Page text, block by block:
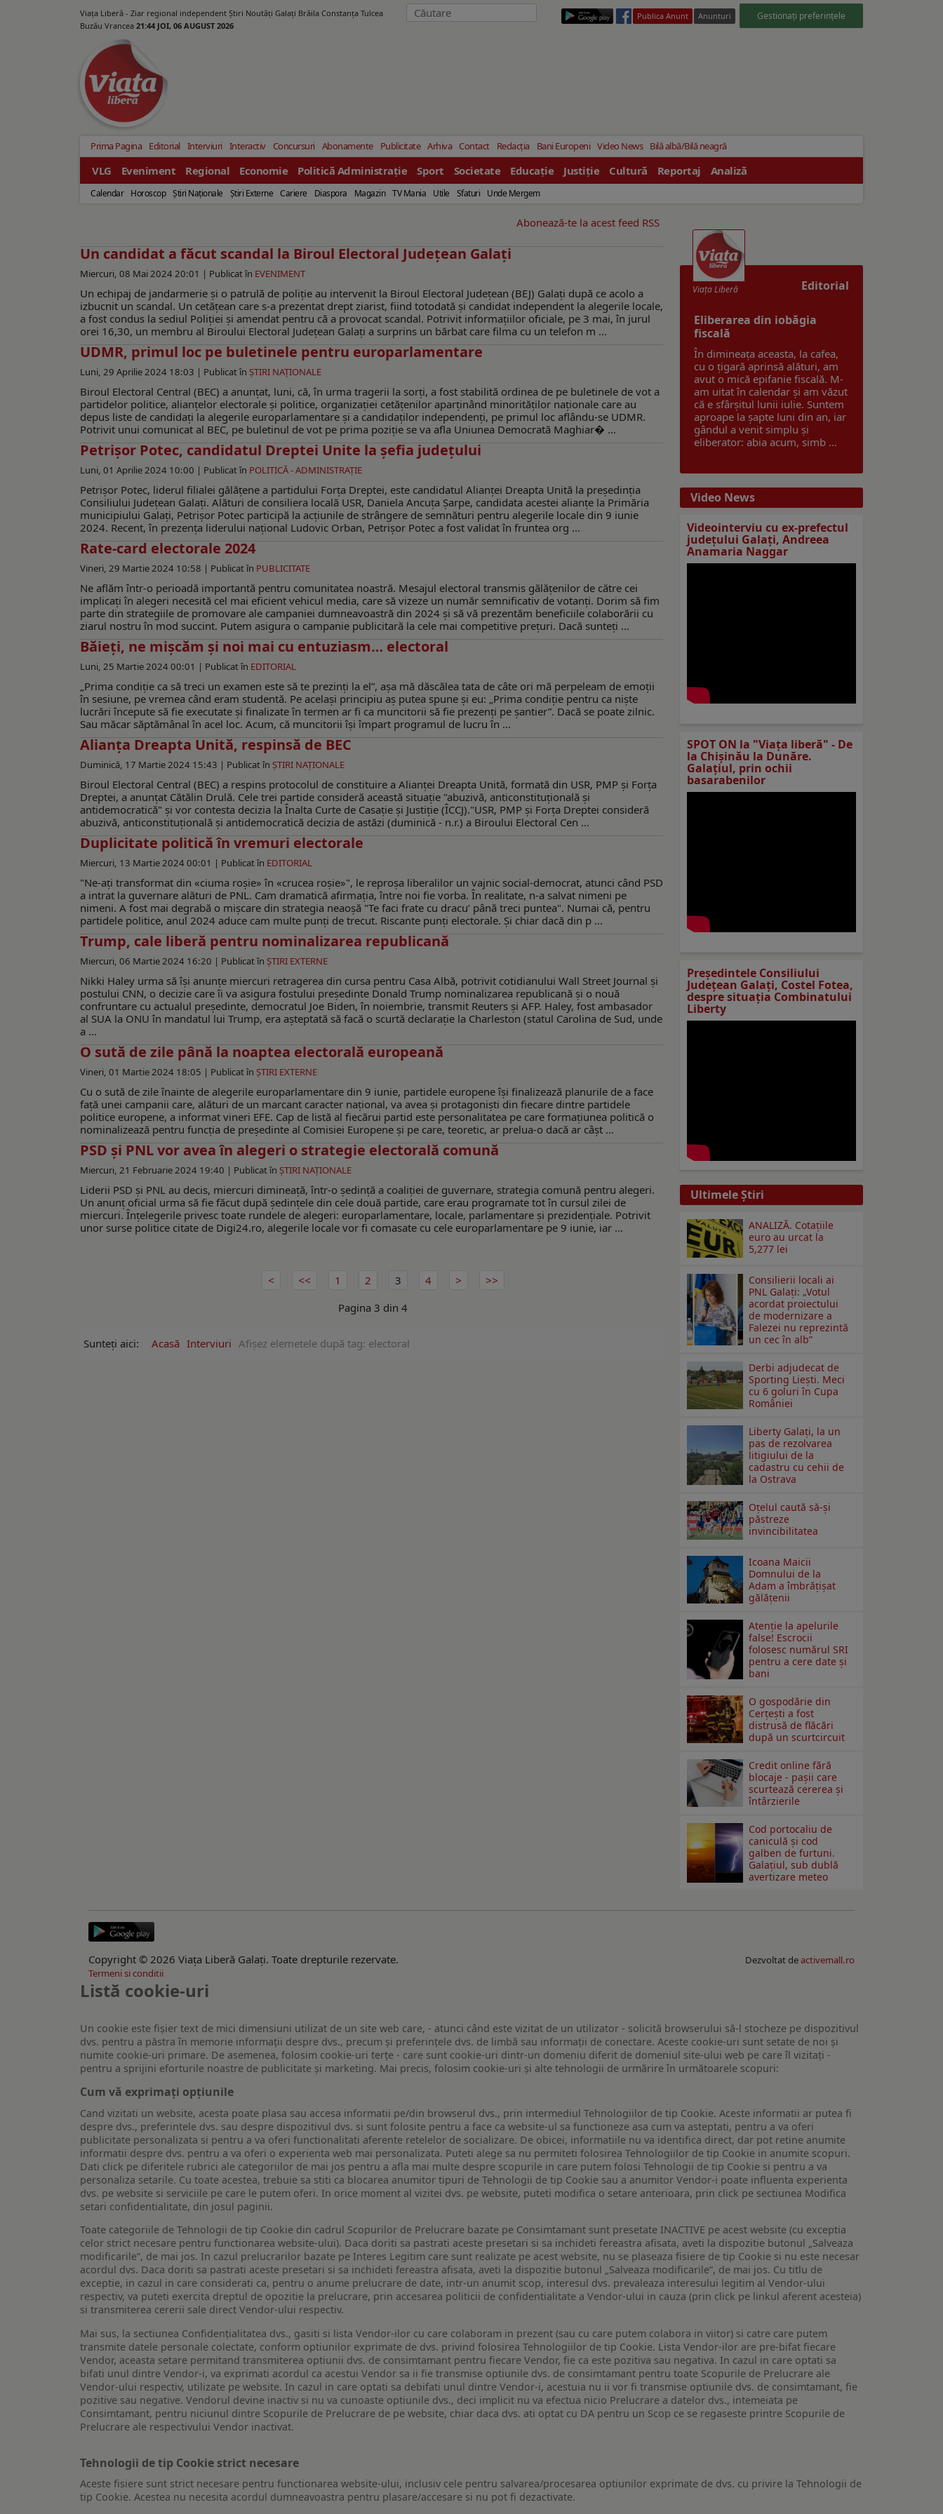
Viața Liberă - Ziar regional independent Știri Noutăți Galaţi Brăila Constanţa Tulcea
Buzău Vrancea 21:44 JOI, 06 AUGUST 2026
Publica Anunt Anunturi Gestionați preferințele
Prima Pagina Editorial Interviuri Interactiv Concursuri Abonamente Publicitate Arhiva Contact Redacția Bani Europeni Video News Bilă albă/Bilă neagră
VLG Eveniment Regional Economie Politică Administrație Sport Societate Educație Justiție Cultură Reportaj Analiză
Calendar Horoscop Ştiri Naţionale Ştiri Externe Cariere Diaspora Magazin TV Mania Utile Sfaturi Unde Mergem
Abonează-te la acest feed RSS
Un candidat a făcut scandal la Biroul Electoral Județean Galați
Miercuri, 08 Mai 2024 20:01 | Publicat în EVENIMENT
Un echipaj de jandarmerie și o patrulă de poliție au intervenit la Biroul Electoral Județean (BEJ) Galați după ce acolo a
izbucnit un scandal. Un cetățean care s-a prezentat drept ziarist, fiind totodată și candidat independent la alegerile locale,
a fost condus la sediul Poliției și amendat pentru că a provocat scandal. Potrivit informațiilor oficiale, pe 3 mai, în jurul
orei 16,30, un membru al Biroului Electoral Județean Galați a surprins un bărbat care filma cu un telefon m ...
UDMR, primul loc pe buletinele pentru europarlamentare
Luni, 29 Aprilie 2024 18:03 | Publicat în ŞTIRI NAŢIONALE
Biroul Electoral Central (BEC) a anunțat, luni, că, în urma tragerii la sorți, a fost stabilită ordinea de pe buletinele de vot a
partidelor politice, alianțelor electorale şi politice, organizației cetățenilor aparținând minorităților naționale care au
depus liste de candidați la alegerile europarlamentare şi a candidaților independenți, pe primul loc aflându-se UDMR.
Potrivit unui comunicat al BEC, pe buletinul de vot pe prima poziție se va afla Uniunea Democrată Maghiar� ...
Petrişor Potec, candidatul Dreptei Unite la şefia judeţului
Luni, 01 Aprilie 2024 10:00 | Publicat în POLITICĂ - ADMINISTRAŢIE
Petrişor Potec, liderul filialei gălăţene a partidului Forţa Dreptei, este candidatul Alianţei Dreapta Unită la preşedinţia
Consiliului Judeţean Galaţi. Alături de consiliera locală USR, Daniela Ancuţa Şarpe, candidata acestei alianţe la Primăria
municipiului Galaţi, Petrişor Potec participă la acţiunile de strângere de semnături pentru alegerile locale din 9 iunie
2024. Recent, în prezenţa liderului naţional Ludovic Orban, Petrişor Potec a fost validat în fruntea org ...
Rate-card electorale 2024
Vineri, 29 Martie 2024 10:58 | Publicat în PUBLICITATE
Ne aflăm într-o perioadă importantă pentru comunitatea noastră. Mesajul electoral transmis gălăţenilor de către cei
implicați în alegeri necesită cel mai eficient vehicul media, care să vizeze un număr semnificativ de votanți. Dorim să fim
parte din strategiile de promovare ale campaniei dumneavoastră din 2024 și să vă prezentăm beneficiile colaborării cu
ziarul nostru în mod succint. Putem asigura o campanie publicitară la cele mai competitive prețuri. Dacă sunteți ...
Băieţi, ne mişcăm şi noi mai cu entuziasm… electoral
Luni, 25 Martie 2024 00:01 | Publicat în EDITORIAL
„Prima condiţie ca să treci un examen este să te prezinţi la el”, aşa mă dăscălea tata de câte ori mă perpeleam de emoţii
în sesiune, pe vremea când eram studentă. Pe acelaşi principiu aş putea spune şi eu: „Prima condiţie pentru ca nişte
lucrări începute să fie executate şi finalizate în termen ar fi ca muncitorii să fie prezenţi pe şantier”. Dacă se poate zilnic.
Sau măcar săptămânal în acel loc. Acum, că muncitorii îşi împart programul de lucru în ...
Alianța Dreapta Unită, respinsă de BEC
Duminică, 17 Martie 2024 15:43 | Publicat în ŞTIRI NAŢIONALE
Biroul Electoral Central (BEC) a respins protocolul de constituire a Alianţei Dreapta Unită, formată din USR, PMP şi Forţa
Dreptei, a anunţat Cătălin Drulă. Cele trei partide consideră această situație "abuzivă, anticonstituțională și
antidemocratică" și vor contesta decizia la Înalta Curte de Casație și Justiție (ÎCCJ)."USR, PMP și Forța Dreptei consideră
abuzivă, anticonstituțională și antidemocratică decizia de astăzi (duminică - n.r.) a Biroului Electoral Cen ...
Duplicitate politică în vremuri electorale
Miercuri, 13 Martie 2024 00:01 | Publicat în EDITORIAL
"Ne-ați transformat din «ciuma roșie» în «crucea roșie»", le reproșa liberalilor un vajnic social-democrat, atunci când PSD
a intrat la guvernare alături de PNL. Cam dramatică afirmația, între noi fie vorba. În realitate, n-a salvat nimeni pe
nimeni. A fost mai degrabă o mișcare din strategia neaoșă "Te faci frate cu dracu’ până treci puntea". Numai că, pentru
partidele politice, anul 2024 aduce cam multe punți de trecut. Riscante punți electorale. Și chiar dacă din p ...
Trump, cale liberă pentru nominalizarea republicană
Miercuri, 06 Martie 2024 16:20 | Publicat în ŞTIRI EXTERNE
Nikki Haley urma să îşi anunţe miercuri retragerea din cursa pentru Casa Albă, potrivit cotidianului Wall Street Journal şi
postului CNN, o decizie care îi va asigura fostului preşedinte Donald Trump nominalizarea republicană şi o nouă
confruntare cu actualul preşedinte, democratul Joe Biden, în noiembrie, transmit Reuters şi AFP. Haley, fost ambasador
al SUA la ONU în mandatul lui Trump, era aşteptată să facă o scurtă declaraţie la Charleston (statul Carolina de Sud, unde
a ...
O sută de zile până la noaptea electorală europeană
Vineri, 01 Martie 2024 18:05 | Publicat în ŞTIRI EXTERNE
Cu o sută de zile înainte de alegerile europarlamentare din 9 iunie, partidele europene îşi finalizează planurile de a face
faţă unei campanii care, alături de un marcant caracter naţional, va avea şi protagonişti din fiecare dintre partidele
politice europene, a informat vineri EFE. Cap de listă al fiecărui partid este personalitatea pe care formaţiunea politică o
nominalizează pentru funcţia de preşedinte al Comisiei Europene şi pe care, teoretic, ar prelua-o dacă ar câşt ...
PSD și PNL vor avea în alegeri o strategie electorală comună
Miercuri, 21 Februarie 2024 19:40 | Publicat în ŞTIRI NAŢIONALE
Liderii PSD și PNL au decis, miercuri dimineață, într-o ședință a coaliției de guvernare, strategia comună pentru alegeri.
Un anunț oficial urma să fie făcut după ședințele din cele două partide, care erau programate tot în cursul zilei de
miercuri. Înțelegerile privesc toate rundele de alegeri: europarlamentare, locale, parlamentare și prezidențiale. Potrivit
unor surse politice citate de Digi24.ro, alegerile locale vor fi comasate cu cele europarlamentare pe 9 iunie, iar ...
1 2 3
4
Pagina 3 din 4
Sunteți aici: Acasă Interviuri Afişez elemetele după tag: electoral
Editorial
Viaţa Liberă
Eliberarea din iobăgia
fiscală
În dimineața aceasta, la cafea,
cu o țigară aprinsă alături, am
avut o mică epifanie fiscală. M-
am uitat în calendar și am văzut
că e sfârșitul lunii iulie. Suntem
aproape la șapte luni din an, iar
gândul a venit simplu și
eliberator: abia acum, simb ...
Video News
Videointerviu cu ex-prefectul
judeţului Galaţi, Andreea
Anamaria Naggar
SPOT ON la "Viaţa liberă" - De
la Chișinău la Dunăre.
Galațiul, prin ochii
basarabenilor
Preşedintele Consiliului
Judeţean Galaţi, Costel Fotea,
despre situaţia Combinatului
Liberty
Ultimele Ştiri
ANALIZĂ. Cotațiile
euro au urcat la
5,277 lei
Consilierii locali ai
PNL Galaţi: „Votul
acordat proiectului
de modernizare a
Falezei nu reprezintă
un cec în alb”
Derbi adjudecat de
Sporting Liești. Meci
cu 6 goluri în Cupa
României
Liberty Galați, la un
pas de rezolvarea
litigiului de la
cadastru cu cehii de
la Ostrava
Oțelul caută să-și
păstreze
invincibilitatea
Icoana Maicii
Domnului de la
Adam a îmbrățișat
gălățenii
Atenție la apelurile
false! Escrocii
folosesc numărul SRI
pentru a cere date și
bani
O gospodărie din
Cerțești a fost
distrusă de flăcări
după un scurtcircuit
Credit online fără
blocaje - pașii care
scurtează cererea și
întârzierile
Cod portocaliu de
caniculă și cod
galben de furtuni.
Galațiul, sub dublă
avertizare meteo
Copyright © 2026 Viaţa Liberă Galaţi. Toate drepturile rezervate. Dezvoltat deactivemall.ro
Termeni si conditii
Listă cookie-uri
Un cookie este fişier text de mici dimensiuni utilizat de un site web care, - atunci când este vizitat de un utilizator - solicită browserului să-l stocheze pe dispozitivul
dvs. pentru a păstra în memorie informații despre dvs., precum și preferințele dvs. de limbă sau informații de conectare. Aceste cookie-uri sunt setate de noi și
numite cookie-uri primare. De asemenea, folosim cookie-uri terțe - care sunt cookie-uri dintr-un domeniu diferit de domeniul site-ului web pe care îl vizitați -
pentru a sprijini eforturile noastre de publicitate și marketing. Mai precis, folosim cookie-uri și alte tehnologii de urmărire în următoarele scopuri:
Cum vă exprimați opțiunile
Cand vizitati un website, acesta poate plasa sau accesa informatii pe/din browserul dvs., prin intermediul Tehnologiilor de tip Cookie. Aceste informatii ar putea fi
despre dvs., preferintele dvs. sau despre dispozitivul dvs. si sunt folosite pentru a face ca website-ul sa functioneze asa cum va asteptati, pentru a va oferi
publicitate personalizata si pentru a va oferi functionalitati aferente retelelor de socializare. De obicei, informatiile nu va identifica direct, dar pot retine anumite
informatii despre dvs. pentru a va oferi o experienta web mai personalizata. Puteti alege sa nu permiteti folosirea Tehnologiilor de tip Cookie in anumite scopuri.
Dati click pe diferitele rubrici ale categoriilor de mai jos pentru a afla mai multe despre scopurile in care putem folosi Tehnologii de tip Cookie si pentru a va
personaliza setarile. Cu toate acestea, trebuie sa stiti ca blocarea anumitor tipuri de Tehnologii de tip Cookie sau a anumitor Vendor-i poate influenta experienta
dvs. pe website si serviciile pe care le putem oferi. In orice moment al vizitei dvs. pe website, puteti modifica o setare anterioara, prin click pe sectiunea Modifica
setari confidentialitate, din josul paginii.
Toate categoriile de Tehnologii de tip Cookie din cadrul Scopurilor de Prelucrare bazate pe Consimtamant sunt presetate INACTIVE pe acest website (cu exceptia
celor strict necesare pentru functionarea website-ului). Daca doriti sa pastrati aceste presetari si sa inchideti fereastra afisata, aveti la dispozitie butonul „Salveaza
modificarile”, de mai jos. In cazul prelucrarilor bazate pe Interes Legitim care sunt realizate pe acest website, nu se plaseaza fisiere de tip Cookie si nu este necesar
acordul dvs. Daca doriti sa pastrati aceste presetari si sa inchideti fereastra afisata, aveti la dispozitie butonul „Salveaza modificarile”, de mai jos. Cu titlu de
exceptie, in cazul in care considerati ca, pentru o anume prelucrare de date, intr-un anumit scop, interesul dvs. prevaleaza interesului legitim al Vendor-ului
respectiv, va puteti exercita dreptul de opozitie la prelucrare, prin accesarea politicii de confidentialitate a Vendor-ului in cauza (prin click pe linkul aferent acesteia)
si transmiterea cererii sale direct Vendor-ului respectiv.
Mai sus, la sectiunea Confidențialitatea dvs., gasiti si lista Vendor-ilor cu care colaboram in prezent (sau cu care putem colabora in viitor) si catre care putem
transmite datele personale colectate, conform optiunilor exprimate de dvs. privind folosirea Tehnologiilor de tip Cookie. Lista Vendor-ilor are pre-bifat fiecare
Vendor, aceasta setare permitand transmiterea optiunii dvs. de consimtamant pentru fiecare Vendor, fie ca este pozitiva sau negativa. In cazul in care optati sa
bifati unul dintre Vendor-i, va exprimati acordul ca acestui Vendor sa ii fie transmise optiunile dvs. de consimtamant pentru toate Scopurile de Prelucrare ale
Vendor-ului respectiv, utilizate pe website. In cazul in care optati sa debifati unul dintre Vendor-i, acestuia nu ii vor fi transmise optiunile dvs. de consimtamant, fie
pozitive sau negative. Vendorul devine inactiv si nu va cunoaste optiunile dvs., deci implicit nu va efectua nicio Prelucrare a datelor dvs., intemeiata pe
Consimtamant, pentru niciunul dintre Scopurile de Prelucrare de pe website, chiar daca dvs. ati optat cu DA pentru un Scop ce se regaseste printre Scopurile de
Prelucrare ale respectivului Vendor inactivat.
Tehnologii de tip Cookie strict necesare
Aceste fisiere sunt strict necesare pentru functionarea website-ului, inclusiv cele pentru salvarea/procesarea optiunilor exprimate de dvs. cu privire la Tehnologii de
tip Cookie. Acestea nu necesita acordul dumneavoastra pentru plasare/accesare si nu pot fi dezactivate.